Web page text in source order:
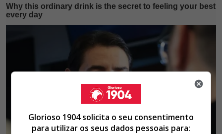
Glorioso 1904 solicita o seu consentimento
para utilizar os seus dados pessoais para: